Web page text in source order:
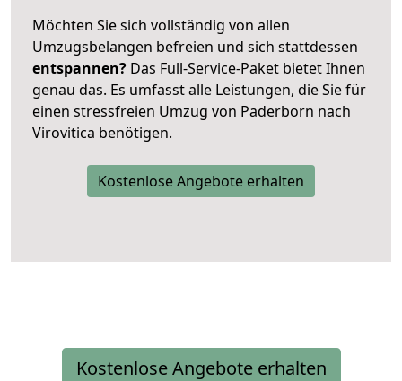
Möchten Sie sich vollständig von allen
Umzugsbelangen befreien und sich stattdessen
entspannen? Das Full-Service-Paket bietet Ihnen
genau das. Es umfasst alle Leistungen, die Sie für
einen stressfreien Umzug von Paderborn nach
Virovitica benötigen.
Kostenlose Angebote erhalten
Kostenlose Angebote erhalten